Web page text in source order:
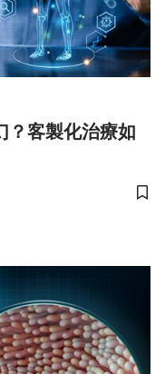
？客製化治療如
儲